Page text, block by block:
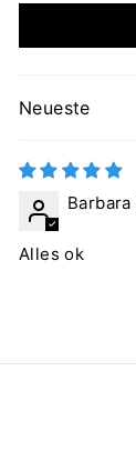
SORT BY
Barbara
Alles ok